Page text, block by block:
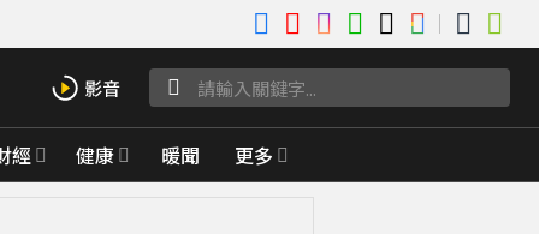
經 健康 暖聞 更多